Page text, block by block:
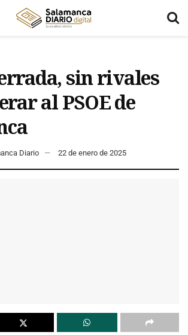
sin rivales
al PSOE de
Diario 22 de enero de 2025